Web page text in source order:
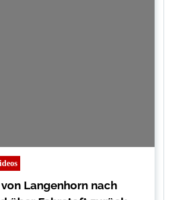
Langenhorn nach